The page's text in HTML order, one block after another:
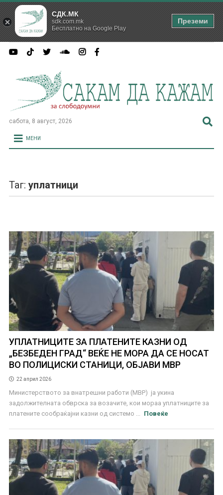
сабота, 8 август, 2026
МЕНИ
Таг: уплатници
УПЛАТНИЦИТЕ ЗА ПЛАТЕНИТЕ КАЗНИ ОД
„БЕЗБЕДЕН ГРАД“ ВЕЌЕ НЕ МОРА ДА СЕ НОСАТ
ВО ПОЛИЦИСКИ СТАНИЦИ, ОБЈАВИ МВР
22 април 2026
Министерството за внатрешни работи (МВР) ја укина
задолжителната обврска за возачите, кои мораа уплатниците за
платените сообраќајни казни од системо ...
Повеќе
СДК.МК
sdk.com.mk
Бесплатно на Google Play
Преземи